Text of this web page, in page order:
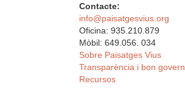
Contacte:
info@paisatgesvius.org
Oficina: 935.210.879
Mòbil: 649.056. 034
Sobre Paisatges Vius
Transparència i bon govern
Recursos